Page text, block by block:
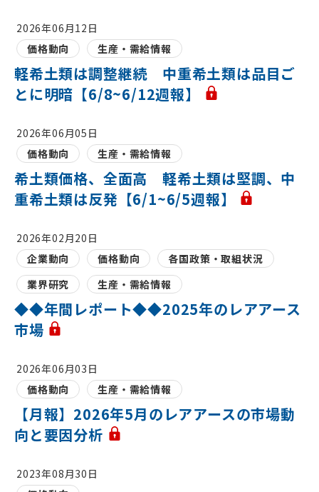
2026年06月12日
価格動向
生産・需給情報
軽希土類は調整継続 中重希土類は品目ご
とに明暗【6/8~6/12週報】
2026年06月05日
価格動向
生産・需給情報
希土類価格、全面高 軽希土類は堅調、中
重希土類は反発【6/1~6/5週報】
2026年02月20日
企業動向
価格動向
各国政策・取組状況
業界研究
生産・需給情報
◆◆年間レポート◆◆2025年のレアアース
市場
2026年06月03日
価格動向
生産・需給情報
【月報】2026年5月のレアアースの市場動
向と要因分析
2023年08月30日